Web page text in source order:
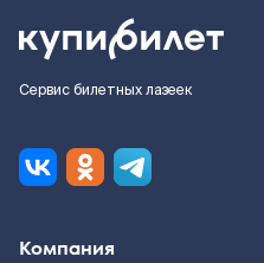
Сервис билетных лазеек
Компания